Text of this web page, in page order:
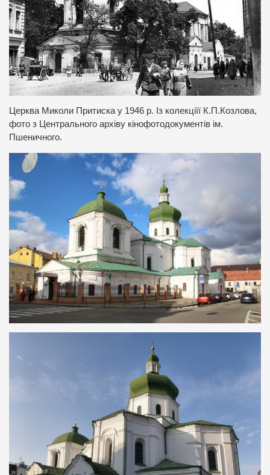
Церква Миколи Притиска у 1946 р. Із колекціїї К.П.Козлова,
фото з Центрального архіву кінофотодокументів ім.
Пшеничного.